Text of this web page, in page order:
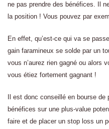
ne pas prendre des bénéfices. Il
la position ! Vous pouvez par
En effet, qu’est-ce qui va se
gain faramineux se solde par un
vous n’aurez rien gagné ou alors
vous étiez fortement gagnant !
Il est donc conseillé en bourse
bénéfices sur une plus-value
faire et de placer un stop loss un